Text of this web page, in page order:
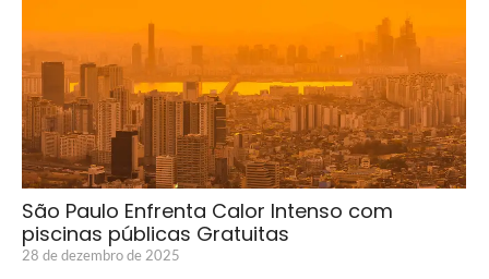
São Paulo Enfrenta Calor Intenso com
piscinas públicas Gratuitas
28 de dezembro de 2025